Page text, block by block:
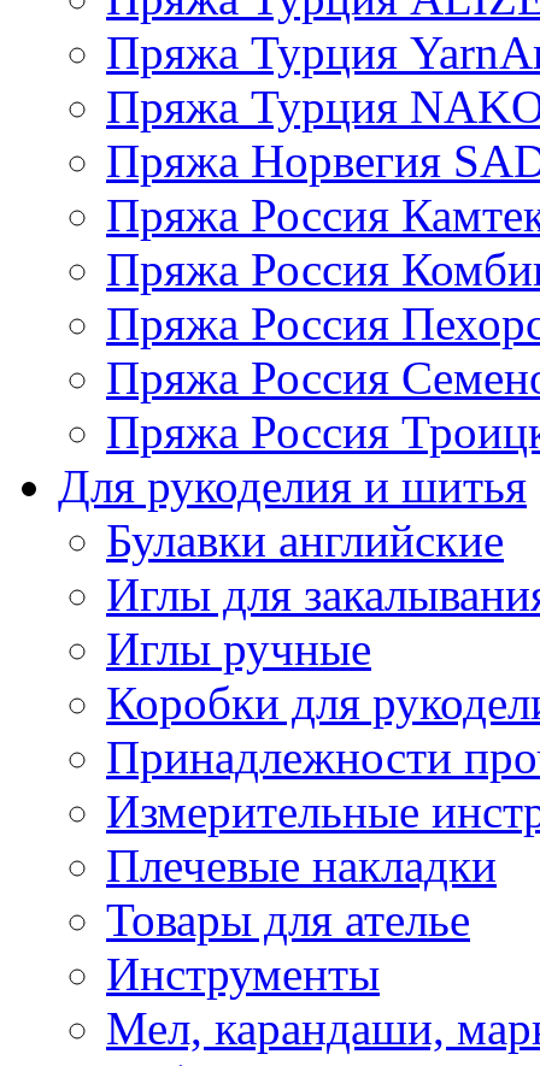
Пряжа Турция
Пряжа Турция
Пряжа Норвегия
Пряжа Россия
Пряжа Россия
Пряжа Россия
Пряжа Россия
Пряжа Россия
Для рукоделия и шитья
Булавки английские
Иглы для
Иглы ручные
Коробки для
Принадлежности
Измерительные
Плечевые накладки
Товары для ателье
Инструменты
Мел, карандаши,